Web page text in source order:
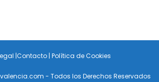
|Contacto| Política de Cookies
- Todos los Derechos Reservados